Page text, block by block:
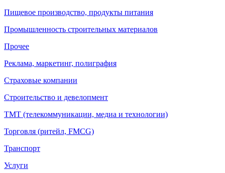
Пищевое производство, продукты питания
Промышленность строительных материалов
Прочее
Реклама, маркетинг, полиграфия
Страховые компании
Строительство и девелопмент
ТМТ (телекоммуникации, медиа и технологии)
Торговля (ритейл, FMCG)
Транспорт
Услуги